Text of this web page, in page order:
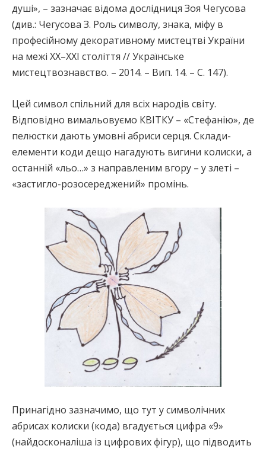
душі», – зазначає відома дослідниця Зоя Чегусова
(див.: Чегусова З. Роль символу, знака, міфу в
професійному декоративному мистецтві України
на межі ХХ–ХХІ століття // Українське
мистецтвознавство. – 2014. – Вип. 14. – C. 147).
Цей символ спільний для всіх народів світу.
Відповідно вимальовуємо КВІТКУ – «Стефанію», де
пелюстки дають умовні абриси серця. Склади-
елементи коди дещо нагадують вигини колиски, а
останній «льо…» з направленим вгору – у злеті –
«застигло-розосереджений» промінь.
Принагідно зазначимо, що тут у символічних
абрисах колиски (кода) вгадується цифра «9»
(найдосконаліша із цифрових фігур), що підводить